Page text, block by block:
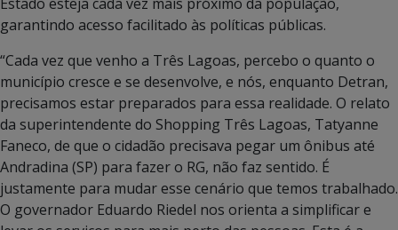
garantindo acesso facilitado às políticas públicas.
“Cada vez que venho a Três Lagoas, percebo o quanto o
município cresce e se desenvolve, e nós, enquanto Detran,
precisamos estar preparados para essa realidade. O relato
da superintendente do Shopping Três Lagoas, Tatyanne
Faneco, de que o cidadão precisava pegar um ônibus até
Andradina (SP) para fazer o RG, não faz sentido. É
justamente para mudar esse cenário que temos trabalhado.
O governador Eduardo Riedel nos orienta a simplificar e